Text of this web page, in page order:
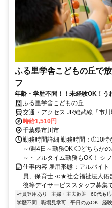
ふる里学舎こどもの丘で
フ
年齢・学歴不問！！未経験OK！う
ふる里学舎こどもの丘
交通・アクセス JR総武線「市
時給1,510円
千葉県市川市
勤務時間詳細 勤務時間：➀10
～/週4日～勤務OK ◯どちらか
～・フルタイム勤務もOK！ シ
仕事内容 雇用形態：アルバイ
員、保育士 ≪★社会福祉法人佑
後等デイサービススタッフ
社員登用あり 主婦・主夫歓迎 60代も
学歴不問
職場見学可 平日のみOK 経